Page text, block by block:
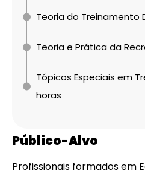
Teoria do Treinamento
Teoria e Prática da
Tópicos Especiais em
horas
Público-Alvo
Profissionais formados em